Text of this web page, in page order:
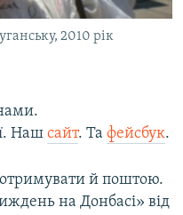
2010 рік
Наш сайт. Та фейсбук.
й поштою.
на Донбасі» від